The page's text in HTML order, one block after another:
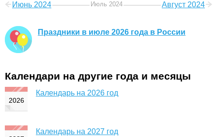
Июнь 2024 Июль 2024 Август 2024
Праздники в июле 2026 года в России
Календари на другие года и месяцы
Календарь на 2026 год
Календарь на 2027 год